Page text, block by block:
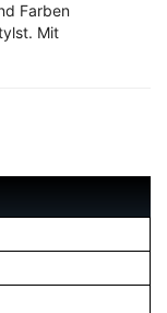
Farben
Mit